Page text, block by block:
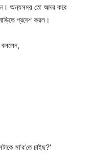
অন্যসময় তো আদর করে
প্রবেশ করল।
বললেন,
মা’র’তে চাইছ?’